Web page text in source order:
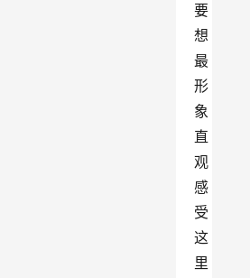
要
想
最
形
象
直
观
感
受
这
里